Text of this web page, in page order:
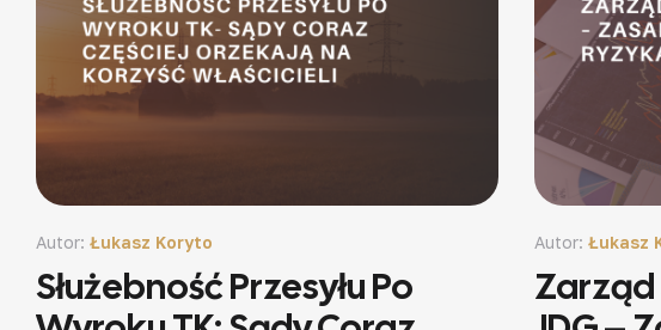
Autor: Łukasz Koryto
Służebność Przesyłu Po
Autor: Łukasz
Zarząd